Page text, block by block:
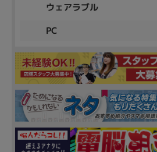
ウェアラブル
PC